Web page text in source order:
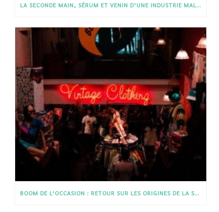
LA SECONDE MAIN, SÉRUM ET VENIN D’UNE INDUSTRIE MALADE
BOOM DE L’OCCASION : RETOUR SUR LES ORIGINES DE LA SECONDE MAIN